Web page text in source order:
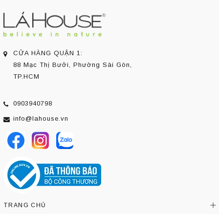
CỬA HÀNG QUẬN 1:
88 Mạc Thị Bưởi, Phường Sài Gòn,
TP.HCM
0903940798
info@lahouse.vn
TRANG CHỦ